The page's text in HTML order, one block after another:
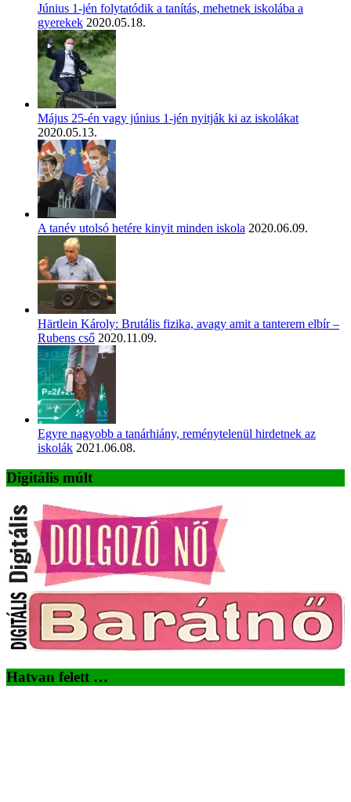
Június 1-jén folytatódik a tanítás, mehetnek iskolába a
gyerekek 2020.05.18.
Május 25-én vagy június 1-jén nyitják ki az iskolákat
2020.05.13.
A tanév utolsó hetére kinyit minden iskola 2020.06.09.
Härtlein Károly: Brutális fizika, avagy amit a tanterem elbír –
Rubens cső 2020.11.09.
Egyre nagyobb a tanárhiány, reménytelenül hirdetnek az
iskolák 2021.06.08.
Digitális múlt
Hatvan felett …